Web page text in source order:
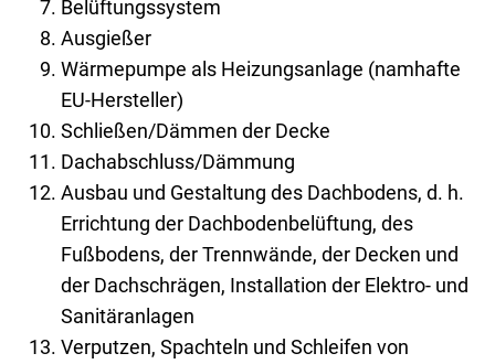
Belüftungssystem
Ausgießer
Wärmepumpe als Heizungsanlage (namhafte
EU-Hersteller)
Schließen/Dämmen der Decke
Dachabschluss/Dämmung
Ausbau und Gestaltung des Dachbodens, d. h.
Errichtung der Dachbodenbelüftung, des
Fußbodens, der Trennwände, der Decken und
der Dachschrägen, Installation der Elektro- und
Sanitäranlagen
Verputzen, Spachteln und Schleifen von